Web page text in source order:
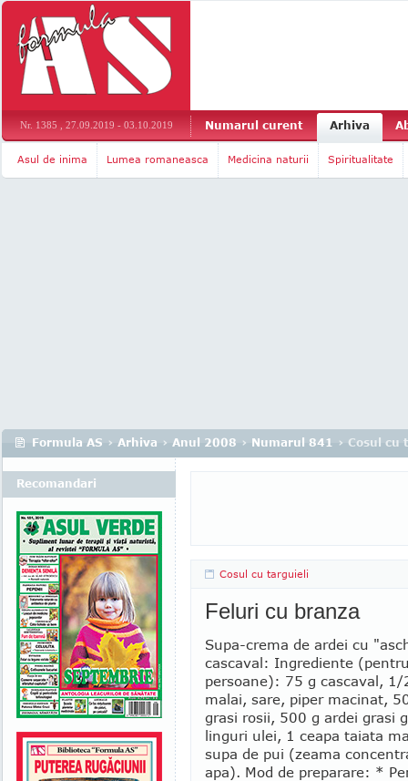
Nr. 1385 , 27.09.2019 - 03.10.2019 Numarul curent Arhiva
Asul de inima Lumea romaneasca Medicina naturii Spiritualitate
Formula AS › Arhiva › Anul 2008 › Numarul 841 › Cosul cu
Cosul cu targuieli
Feluri cu branza
Supa-crema de ardei cu
cascaval: Ingrediente
persoane): 75 g cascaval,
malai, sare, piper macinat,
grasi rosii, 500 g ardei grasi
linguri ulei, 1 ceapa taiata
supa de pui (zeama
apa). Mod de preparare: *
Recomandari